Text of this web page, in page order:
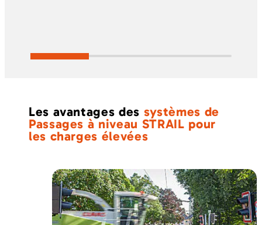
Les avantages des systèmes de
Passages à niveau STRAIL pour
les charges élevées